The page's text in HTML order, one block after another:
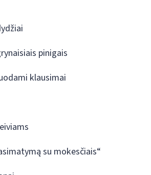
pinigais
klausimai
su mokesčiais“